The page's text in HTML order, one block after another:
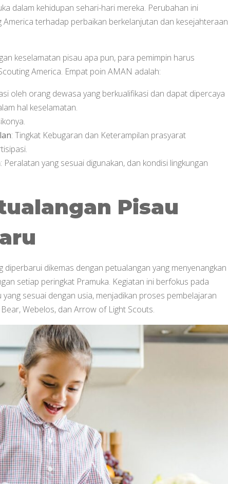
dalam kehidupan sehari-hari mereka. Perubahan ini
terhadap perbaikan berkelanjutan dan kesejahteraan
keselamatan pisau apa pun, para pemimpin harus
America. Empat poin AMAN adalah:
oleh orang dewasa yang berkualifikasi dan dapat dipercaya
hal keselamatan.
: Tingkat Kebugaran dan Keterampilan prasyarat
: Peralatan yang sesuai digunakan, dan kondisi lingkungan
Pisau
diperbarui dikemas dengan petualangan yang menyenangkan
setiap peringkat Pramuka. Kegiatan ini berfokus pada
sesuai dengan usia, menjadikan proses pembelajaran
Webelos, dan Arrow of Light Scouts.